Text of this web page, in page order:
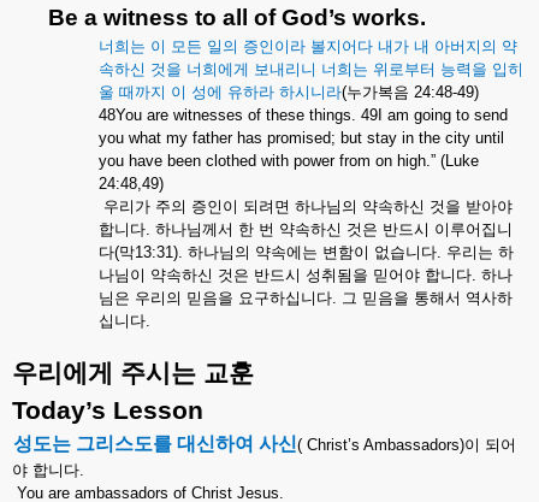
Be a witness to all of God’s works.
너희는 이 모든 일의 증인이라 볼지어다 내가 내 아버지의 약
속하신 것을 너희에게 보내리니 너희는 위로부터 능력을 입히
울 때까지 이 성에 유하라 하시니라(누가복음 24:48-49)
48You are witnesses of these things. 49I am going to send
you what my father has promised; but stay in the city until
you have been clothed with power from on high.” (Luke
24:48,49)
우리가 주의 증인이 되려면 하나님의 약속하신 것을 받아야
합니다. 하나님께서 한 번 약속하신 것은 반드시 이루어집니
다(막13:31). 하나님의 약속에는 변함이 없습니다. 우리는 하
나님이 약속하신 것은 반드시 성취됨을 믿어야 합니다. 하나
님은 우리의 믿음을 요구하십니다. 그 믿음을 통해서 역사하
십니다.
우리에게 주시는 교훈
Today’s Lesson
성도는 그리스도를 대신하여 사신( Christ’s Ambassadors)이 되어
야 합니다.
You are ambassadors of Christ Jesus.